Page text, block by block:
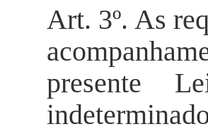
Art. 3º. As
presente